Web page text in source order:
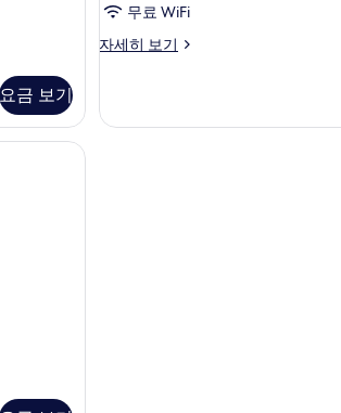
요금 보기
두
보
무료 WiFi
자세히 보기
Two
자
침구, 오리/거위털 이불, 무료 미니바 품목, 객실 내 금고